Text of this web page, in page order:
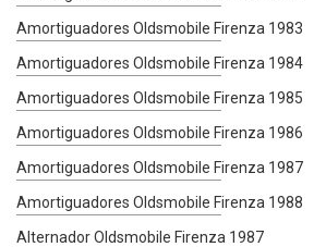
Amortiguadores Oldsmobile Firenza 1983
Amortiguadores Oldsmobile Firenza 1984
Amortiguadores Oldsmobile Firenza 1985
Amortiguadores Oldsmobile Firenza 1986
Amortiguadores Oldsmobile Firenza 1987
Amortiguadores Oldsmobile Firenza 1988
Alternador Oldsmobile Firenza 1987